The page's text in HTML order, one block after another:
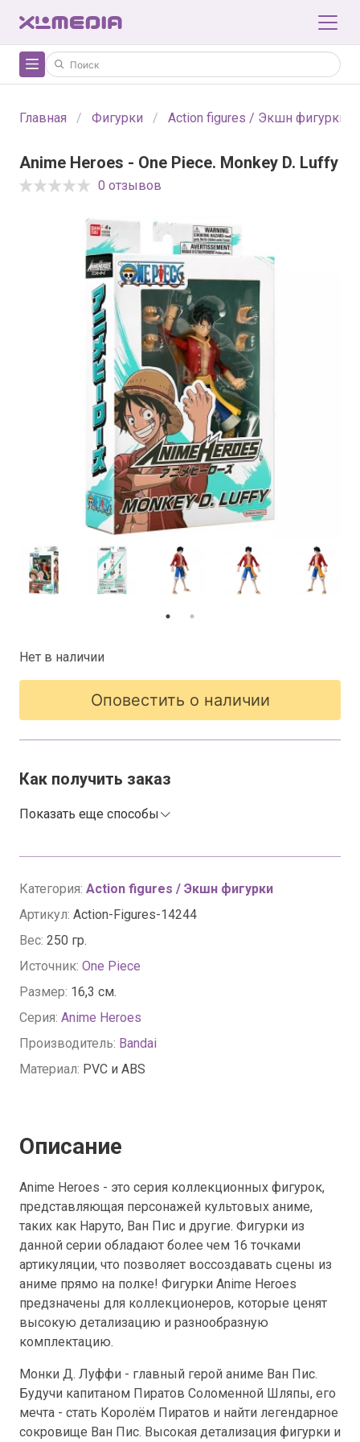
Главная Фигурки Action figures / Экшн фигурки
Anime Heroes - One Piece. Monkey D. Luffy
0 отзывов
Категория: Action figures / Экшн фигурки
Артикул: Action-Figures-14244
Вес: 250 гр.
Источник: One Piece
Размер: 16,3 см.
Серия: Anime Heroes
Производитель: Bandai
Материал: PVC и ABS
Нет в наличии
Оповестить о наличии
Как получить заказ
Показать еще способы
Описание
Anime Heroes - это серия коллекционных фигурок,
представляющая персонажей культовых аниме,
таких как Наруто, Ван Пис и другие. Фигурки из
данной серии обладают более чем 16 точками
артикуляции, что позволяет воссоздавать сцены из
аниме прямо на полке! Фигурки Anime Heroes
предзначены для коллекционеров, которые ценят
высокую детализацию и разнообразную
комплектацию.
Монки Д. Луффи - главный герой аниме Ван Пис.
Будучи капитаном Пиратов Соломенной Шляпы, его
мечта - стать Королём Пиратов и найти легендарное
сокровище Ван Пис. Высокая детализация фигурки и